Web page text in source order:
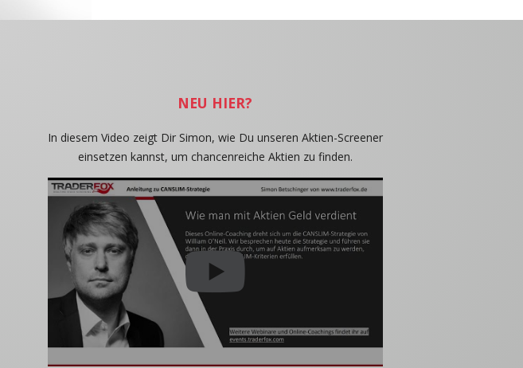
NEU HIER?
In diesem Video zeigt Dir Simon, wie Du unseren Aktien-Screener
einsetzen kannst, um chancenreiche Aktien zu finden.